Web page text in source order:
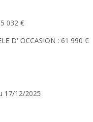
032 €
D' OCCASION : 61 990 €
17/12/2025